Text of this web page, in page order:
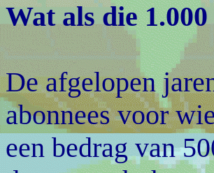
Wat als die
De afgelopen
abonnees voor
een bedrag van